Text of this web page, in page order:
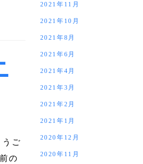
うご
の
2021年11月
2021年10月
2021年8月
2021年6月
2021年4月
2021年3月
2021年2月
2021年1月
2020年12月
2020年11月